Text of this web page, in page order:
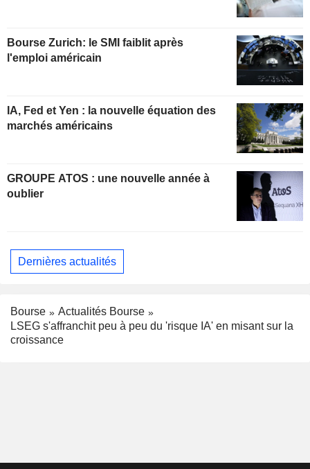
Bourse Zurich: le SMI faiblit après
l'emploi américain
IA, Fed et Yen : la nouvelle équation des
marchés américains
GROUPE ATOS : une nouvelle année à
oublier
Dernières actualités
Bourse
Actualités Bourse
LSEG s'affranchit peu à peu du 'risque IA' en misant sur la
croissance